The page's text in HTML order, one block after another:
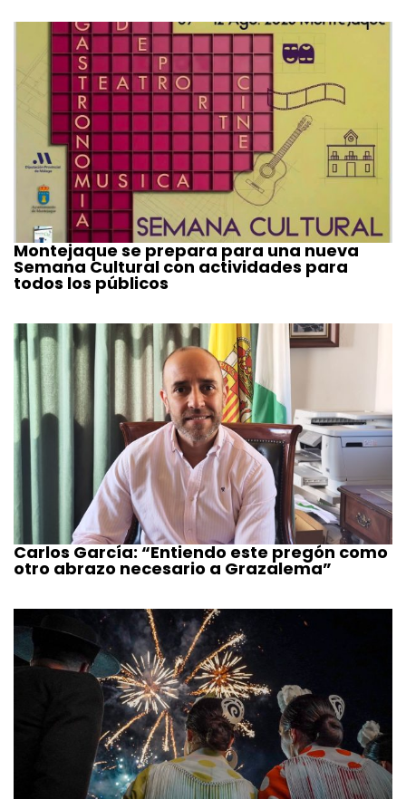
Montejaque se prepara para una nueva
Semana Cultural con actividades para
todos los públicos
Carlos García: “Entiendo este pregón como
otro abrazo necesario a Grazalema”